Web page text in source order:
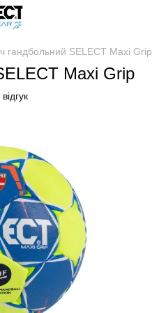
гандбольний SELECT Maxi Grip
Maxi Grip